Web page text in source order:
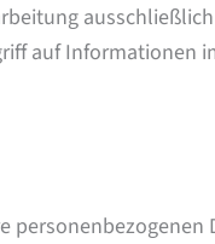
auf Informationen